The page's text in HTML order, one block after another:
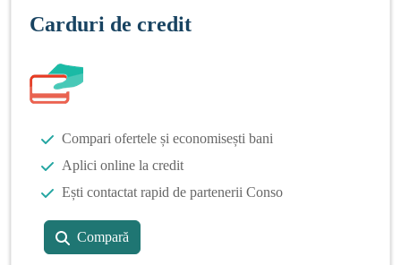
Carduri de credit
Compari ofertele și economisești bani
Aplici online la credit
Ești contactat rapid de partenerii Conso
Compară